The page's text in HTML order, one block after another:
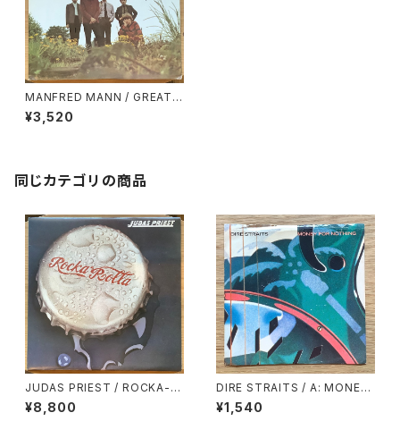
MANFRED MANN / GREATE
ST HITS
¥3,520
同じカテゴリの商品
JUDAS PRIEST / ROCKA-R
OLLA
¥8,800
DIRE STRAITS / A: MONEY
FOR NOTHING / B: LOVE O
VER GOLD (LIVE)
¥1,540